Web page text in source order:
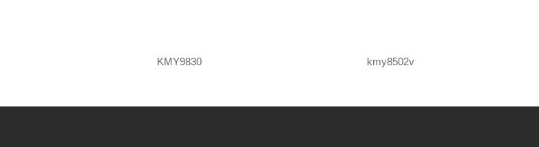
KMY9830 kmy8502v